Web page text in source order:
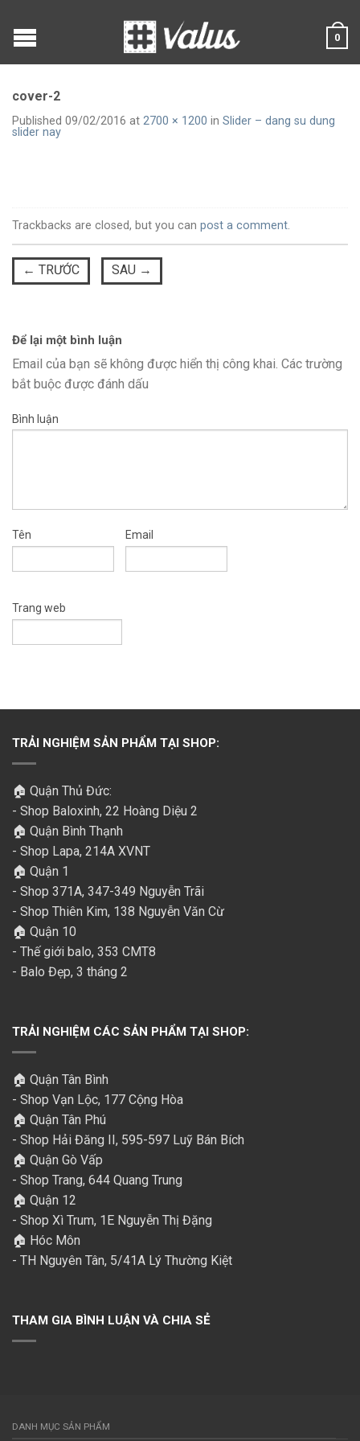
0
cover-2
Published 09/02/2016 at 2700 × 1200 in Slider – dang su dung
slider nay
Trackbacks are closed, but you can post a comment.
← TRƯỚC SAU →
Để lại một bình luận
Email của bạn sẽ không được hiển thị công khai. Các trường
bắt buộc được đánh dấu
Bình luận
Tên Email
Trang web
TRẢI NGHIỆM SẢN PHẨM TẠI SHOP:
🏠 Quận Thủ Đức:
- Shop Baloxinh, 22 Hoàng Diệu 2
🏠 Quận Bình Thạnh
- Shop Lapa, 214A XVNT
🏠 Quận 1
- Shop 371A, 347-349 Nguyễn Trãi
- Shop Thiên Kim, 138 Nguyễn Văn Cừ
🏠 Quận 10
- Thế giới balo, 353 CMT8
- Balo Đẹp, 3 tháng 2
TRẢI NGHIỆM CÁC SẢN PHẨM TẠI SHOP:
🏠 Quận Tân Bình
- Shop Vạn Lộc, 177 Cộng Hòa
🏠 Quận Tân Phú
- Shop Hải Đăng II, 595-597 Luỹ Bán Bích
🏠 Quận Gò Vấp
- Shop Trang, 644 Quang Trung
🏠 Quận 12
- Shop Xì Trum, 1E Nguyễn Thị Đặng
🏠 Hóc Môn
- TH Nguyên Tân, 5/41A Lý Thường Kiệt
THAM GIA BÌNH LUẬN VÀ CHIA SẺ
DANH MỤC SẢN PHẨM